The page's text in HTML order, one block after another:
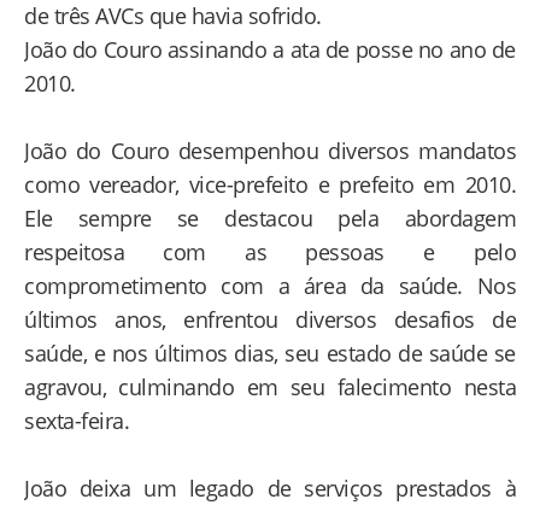
de três AVCs que havia sofrido.
João do Couro assinando a ata de posse no ano de
2010.
João do Couro desempenhou diversos mandatos
como vereador, vice-prefeito e prefeito em 2010.
Ele sempre se destacou pela abordagem
respeitosa com as pessoas e pelo
comprometimento com a área da saúde. Nos
últimos anos, enfrentou diversos desafios de
saúde, e nos últimos dias, seu estado de saúde se
agravou, culminando em seu falecimento nesta
sexta-feira.
João deixa um legado de serviços prestados à